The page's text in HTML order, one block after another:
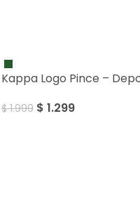
Kappa Logo Pince –
$1.999 $ 1.299